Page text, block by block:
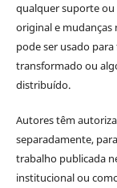
qualquer suporte ou
original e mudanças
pode ser usado
transformado ou
distribuído.
Autores têm
separadamente,
trabalho publicada
institucional ou